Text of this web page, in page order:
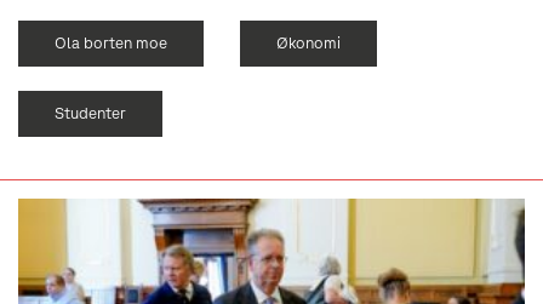
Ola borten moe Økonomi
Studenter